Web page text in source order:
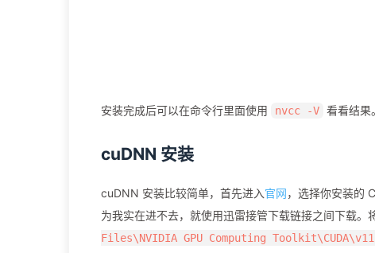
安装完成后可以在命令行里面使用 nvcc -V 看看结果。
cuDNN 安装
cuDNN 安装比较简单，首先进入官网，选择你安装的
为我实在进不去，就使用迅雷接管下载链接之间下载。
Files\NVIDIA GPU Computing